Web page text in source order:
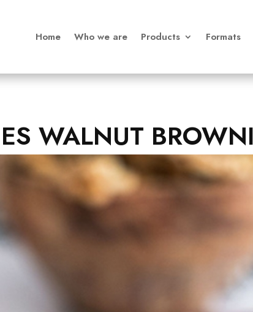
Home Who we are Products Formats
WALNUT